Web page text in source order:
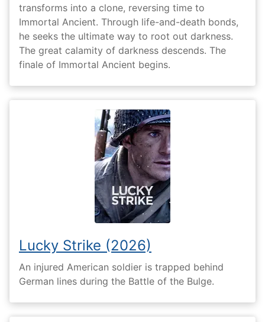
transforms into a clone, reversing time to
Immortal Ancient. Through life-and-death bonds,
he seeks the ultimate way to root out darkness.
The great calamity of darkness descends. The
finale of Immortal Ancient begins.
Lucky Strike (2026)
An injured American soldier is trapped behind
German lines during the Battle of the Bulge.